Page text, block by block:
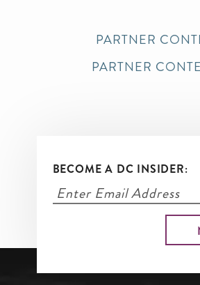
PARTNER
PARTNER
BECOME A DC INSIDER: